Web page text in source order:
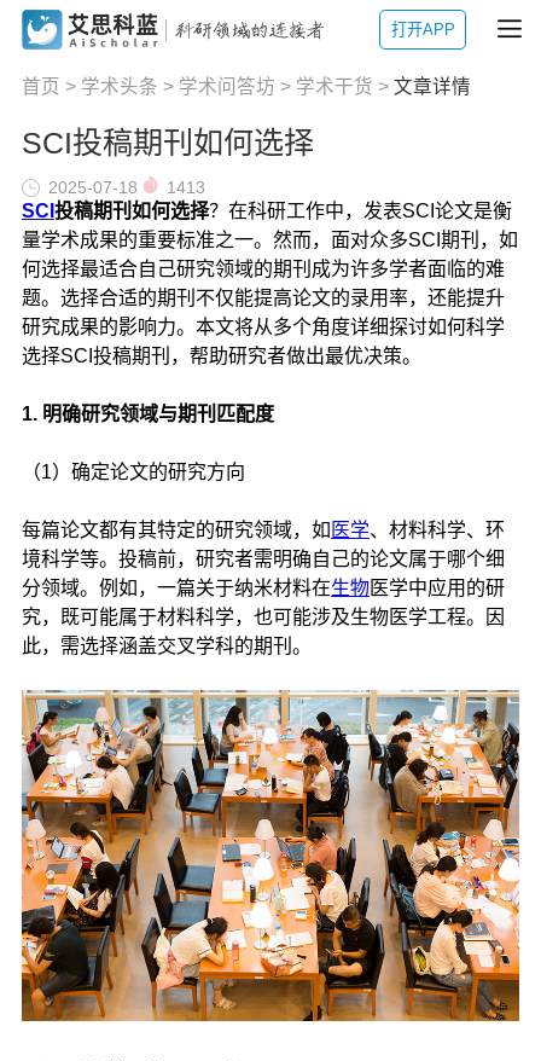
打开APP
首页 > 学术头条 > 学术问答坊 > 学术干货 > 文章详情
SCI投稿期刊如何选择
2025-07-18 1413
SCI 投稿期刊如何选择？在科研工作中，发表SCI论文是衡
量学术成果的重要标准之一。然而，面对众多SCI期刊，如
何选择最适合自己研究领域的期刊成为许多学者面临的难
题。选择合适的期刊不仅能提高论文的录用率，还能提升
研究成果的影响力。本文将从多个角度详细探讨如何科学
选择SCI投稿期刊，帮助研究者做出最优决策。
1. 明确研究领域与期刊匹配度
（1）确定论文的研究方向
每篇论文都有其特定的研究领域，如 医学、材料科学、环
境科学等。投稿前，研究者需明确自己的论文属于哪个细
分领域。例如，一篇关于纳米材料在生物医学中应用的研
究，既可能属于材料科学，也可能涉及生物医学工程。因
此，需选择涵盖交叉学科的期刊。